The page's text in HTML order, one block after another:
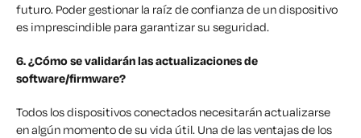
futuro. Poder gestionar la raíz de confianza de un dispositivo
es imprescindible para garantizar su seguridad.
6. ¿Cómo se validarán las actualizaciones de
software/firmware?
Todos los dispositivos conectados necesitarán actualizarse
en algún momento de su vida útil. Una de las ventajas de los